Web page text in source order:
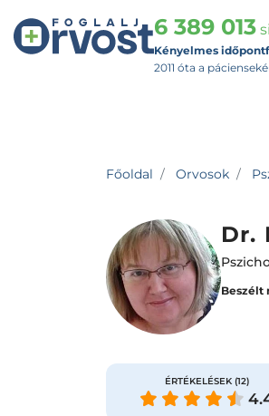
6 389 013
Kényelmes
2011 óta a
Főoldal Orvosok
Dr.
Beszélt
ÉRTÉKELÉSEK (12)